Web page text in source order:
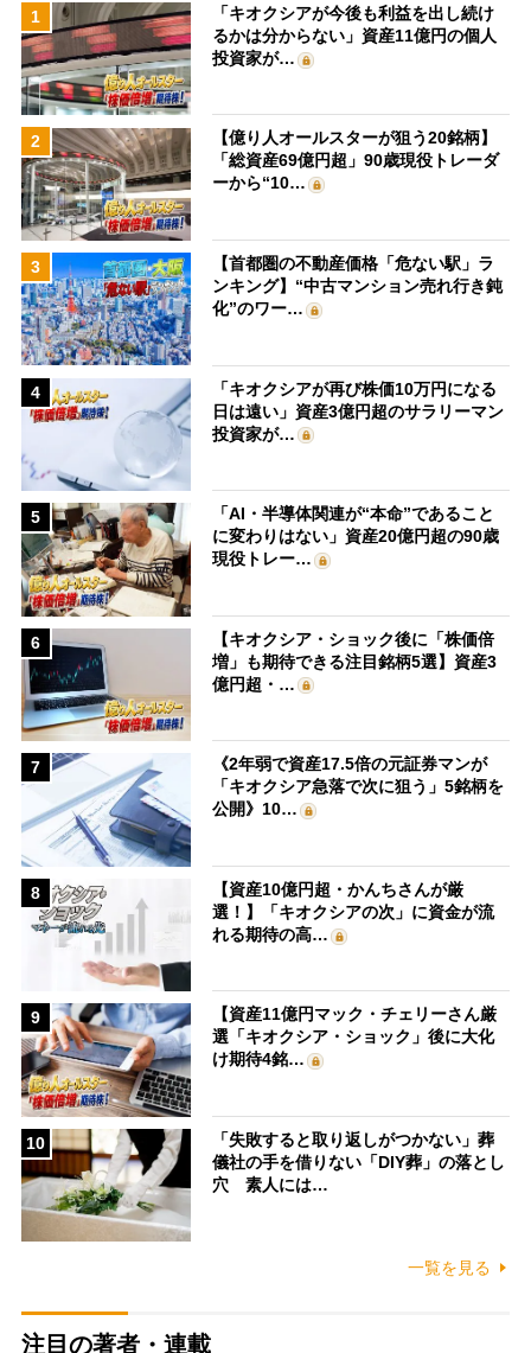
1
「キオクシアが今後も利益を出し続け
るかは分からない」資産11億円の個人
投資家が…
2
【億り人オールスターが狙う20銘柄】
「総資産69億円超」90歳現役トレーダ
ーから“10…
3
【首都圏の不動産価格「危ない駅」ラ
ンキング】“中古マンション売れ行き鈍
化”のワー…
4
「キオクシアが再び株価10万円になる
日は遠い」資産3億円超のサラリーマン
投資家が…
5
「AI・半導体関連が“本命”であること
に変わりはない」資産20億円超の90歳
現役トレー…
6
【キオクシア・ショック後に「株価倍
増」も期待できる注目銘柄5選】資産3
億円超・…
7
《2年弱で資産17.5倍の元証券マンが
「キオクシア急落で次に狙う」5銘柄を
公開》10…
8
【資産10億円超・かんちさんが厳
選！】「キオクシアの次」に資金が流
れる期待の高…
9
【資産11億円マック・チェリーさん厳
選「キオクシア・ショック」後に大化
け期待4銘…
10
「失敗すると取り返しがつかない」葬
儀社の手を借りない「DIY葬」の落とし
穴 素人には…
一覧を見る
注目の著者・連載